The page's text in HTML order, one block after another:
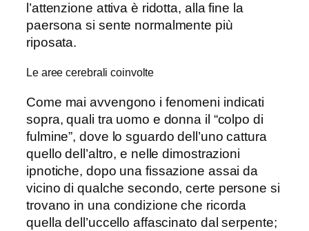
l’attenzione attiva è ridotta, alla fine la
paersona si sente normalmente più
riposata.
Le aree cerebrali coinvolte
Come mai avvengono i fenomeni indicati
sopra, quali tra uomo e donna il “colpo di
fulmine”, dove lo sguardo dell’uno cattura
quello dell’altro, e nelle dimostrazioni
ipnotiche, dopo una fissazione assai da
vicino di qualche secondo, certe persone si
trovano in una condizione che ricorda
quella dell’uccello affascinato dal serpente;